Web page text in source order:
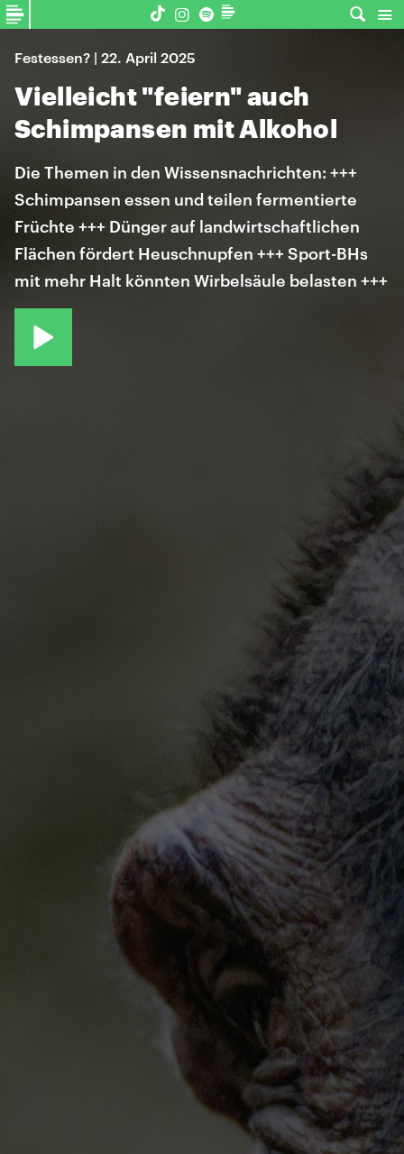
Festessen? | 22. April 2025
Vielleicht "feiern" auch
Schimpansen mit Alkohol
Die Themen in den Wissensnachrichten: +++
Schimpansen essen und teilen fermentierte
Früchte +++ Dünger auf landwirtschaftlichen
Flächen fördert Heuschnupfen +++ Sport-BHs
mit mehr Halt könnten Wirbelsäule belasten +++